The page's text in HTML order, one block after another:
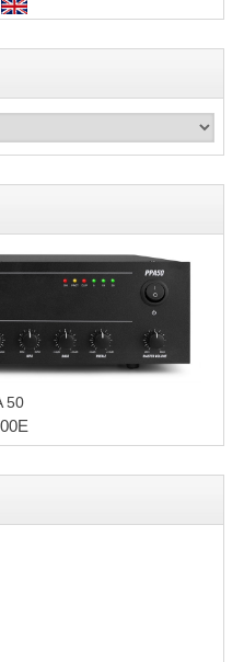
Simultanée
Conférence
Guidée
EN-54
Magnétique
Ponts...
Contest
Contest
Contest
ASD SZ 290
50